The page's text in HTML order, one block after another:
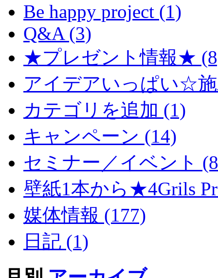
Be happy project (1)
Q&A (3)
★プレゼント情報★
アイデアいっぱい☆
カテゴリを追加 (1)
キャンペーン (14)
セミナー／イベント
壁紙1本から★4Grils
媒体情報 (177)
日記 (1)